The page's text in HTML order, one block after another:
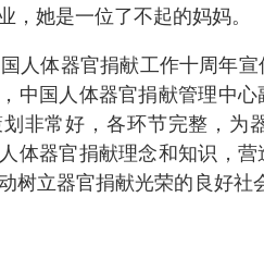
，她是一位了不起的妈妈。
人体器官捐献工作十周年
中国人体器官捐献管理中
非常好，各环节完整，为
体器官捐献理念和知识，
树立器官捐献光荣的良好